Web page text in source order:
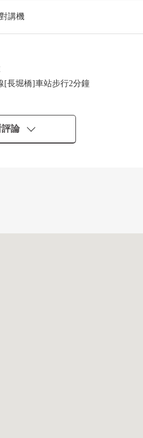
講機
[長堀橋]車站步行2分鐘
[松屋町]車站步行7分鐘
評論